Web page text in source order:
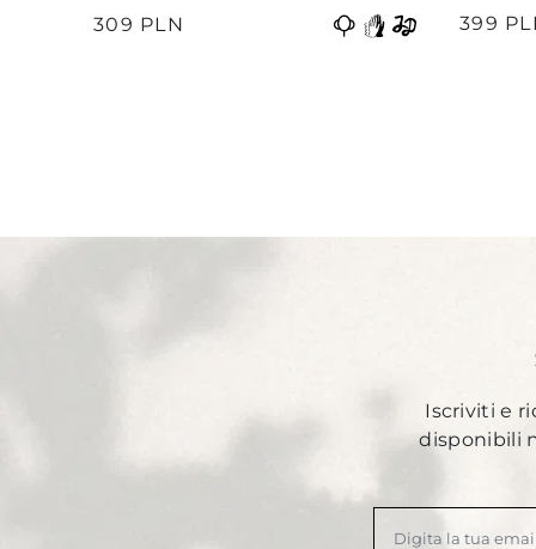
309 PLN
399
Precedente
Iscriviti e
disponibili